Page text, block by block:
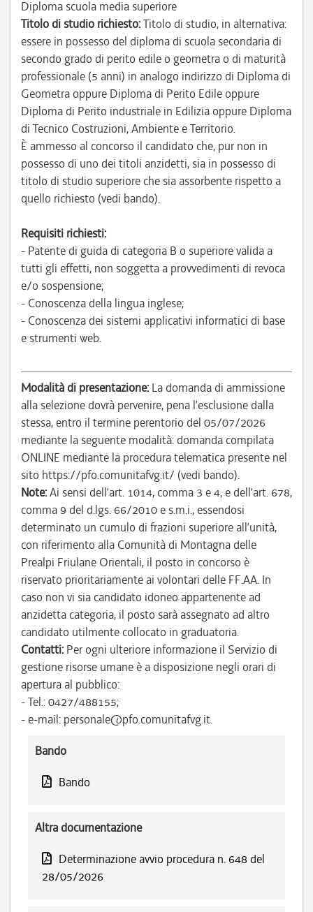
Diploma scuola media superiore
Titolo di studio richiesto:Titolo di studio, in alternativa:
essere in possesso del diploma di scuola secondaria di
secondo grado di perito edile o geometra o di maturità
professionale (5 anni) in analogo indirizzo di Diploma di
Geometra oppure Diploma di Perito Edile oppure
Diploma di Perito industriale in Edilizia oppure Diploma
di Tecnico Costruzioni, Ambiente e Territorio.
È ammesso al concorso il candidato che, pur non in
possesso di uno dei titoli anzidetti, sia in possesso di
titolo di studio superiore che sia assorbente rispetto a
quello richiesto (vedi bando).
Requisiti richiesti:
- Patente di guida di categoria B o superiore valida a
tutti gli effetti, non soggetta a provvedimenti di revoca
e/o sospensione;
- Conoscenza della lingua inglese;
- Conoscenza dei sistemi applicativi informatici di base
e strumenti web.
Modalità di presentazione: La domanda di ammissione
alla selezione dovrà pervenire, pena l’esclusione dalla
stessa, entro il termine perentorio del 05/07/2026
mediante la seguente modalità: domanda compilata
ONLINE mediante la procedura telematica presente nel
sito https://pfo.comunitafvg.it/ (vedi bando).
Note:Ai sensi dell’art. 1014, comma 3 e 4, e dell’art. 678,
comma 9 del d.lgs. 66/2010 e s.m.i., essendosi
determinato un cumulo di frazioni superiore all’unità,
con riferimento alla Comunità di Montagna delle
Prealpi Friulane Orientali, il posto in concorso è
riservato prioritariamente ai volontari delle FF.AA. In
caso non vi sia candidato idoneo appartenente ad
anzidetta categoria, il posto sarà assegnato ad altro
candidato utilmente collocato in graduatoria.
Contatti: Per ogni ulteriore informazione il Servizio di
gestione risorse umane è a disposizione negli orari di
apertura al pubblico:
- Tel.: 0427/488155;
- e-mail: personale@pfo.comunitafvg.it.
Bando
Bando
Altra documentazione
Determinazione avvio procedura n. 648 del
28/05/2026